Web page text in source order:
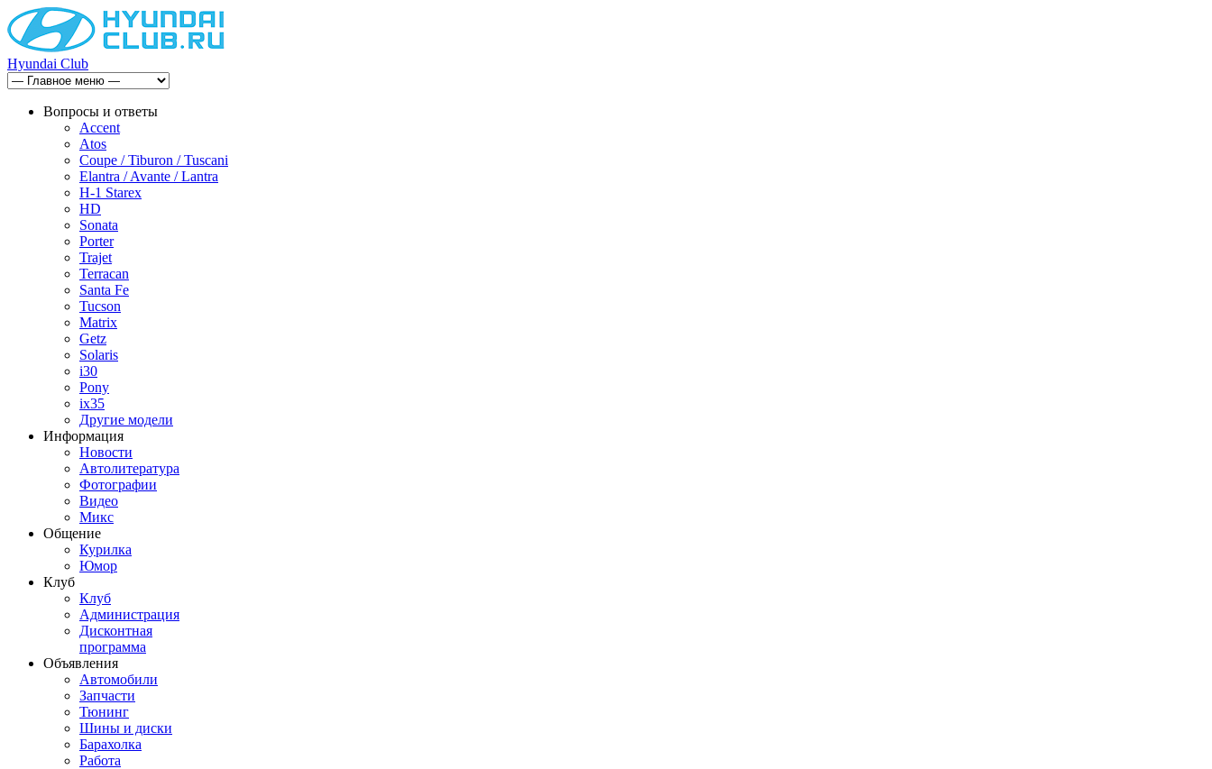
Hyundai Club
Вопросы и ответы
Accent
Atos
Coupe / Tiburon / Tuscani
Elantra / Avante / Lantra
H-1 Starex
HD
Sonata
Porter
Trajet
Terracan
Santa Fe
Tucson
Matrix
Getz
Solaris
i30
Pony
ix35
Другие модели
Информация
Новости
Автолитература
Фотографии
Видео
Микс
Общение
Курилка
Юмор
Клуб
Клуб
Администрация
Дисконтная
программа
Объявления
Автомобили
Запчасти
Тюнинг
Шины и диски
Барахолка
Работа